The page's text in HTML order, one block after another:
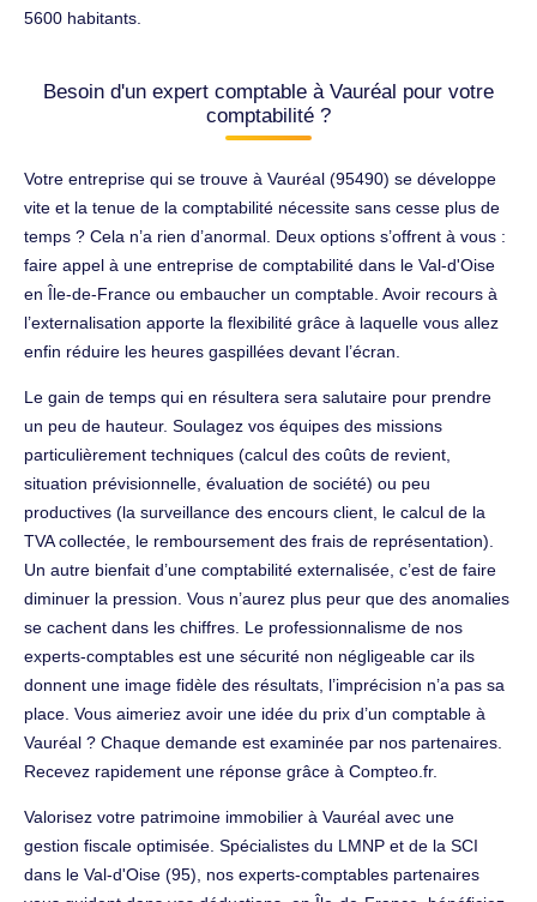
5600 habitants.
Besoin d'un expert comptable à Vauréal pour votre
comptabilité ?
Votre entreprise qui se trouve à Vauréal (95490) se développe
vite et la tenue de la comptabilité nécessite sans cesse plus de
temps ? Cela n’a rien d’anormal. Deux options s’offrent à vous :
faire appel à une entreprise de comptabilité dans le Val-d'Oise
en Île-de-France ou embaucher un comptable. Avoir recours à
l’externalisation apporte la flexibilité grâce à laquelle vous allez
enfin réduire les heures gaspillées devant l’écran.
Le gain de temps qui en résultera sera salutaire pour prendre
un peu de hauteur. Soulagez vos équipes des missions
particulièrement techniques (calcul des coûts de revient,
situation prévisionnelle, évaluation de société) ou peu
productives (la surveillance des encours client, le calcul de la
TVA collectée, le remboursement des frais de représentation).
Un autre bienfait d’une comptabilité externalisée, c’est de faire
diminuer la pression. Vous n’aurez plus peur que des anomalies
se cachent dans les chiffres. Le professionnalisme de nos
experts-comptables est une sécurité non négligeable car ils
donnent une image fidèle des résultats, l’imprécision n’a pas sa
place. Vous aimeriez avoir une idée du prix d’un comptable à
Vauréal ? Chaque demande est examinée par nos partenaires.
Recevez rapidement une réponse grâce à Compteo.fr.
Valorisez votre patrimoine immobilier à Vauréal avec une
gestion fiscale optimisée. Spécialistes du LMNP et de la SCI
dans le Val-d'Oise (95), nos experts-comptables partenaires